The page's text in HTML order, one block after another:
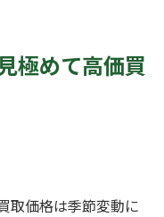
極めて高価買
取価格は季節変動に